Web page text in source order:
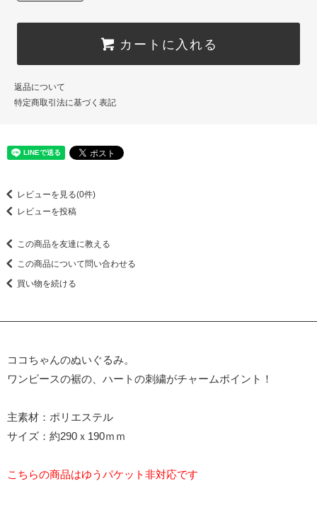
カートに入れる
返品について
特定商取引法に基づく表記
レビューを見る(0件)
レビューを投稿
この商品を友達に教える
この商品について問い合わせる
買い物を続ける
ココちゃんのぬいぐるみ。
ワンピースの裾の、ハートの刺繍がチャームポイント！
主素材：ポリエステル
サイズ：約290ｘ190ｍｍ
こちらの商品はゆうパケット非対応です